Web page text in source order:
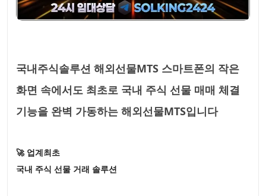
국내주식솔루션 해외선물MTS 스마트폰의 작은
화면 속에서도 최초로 국내 주식 선물 매매 체결
기능을 완벽 가동하는 해외선물MTS입니다
🚀 업계최초
국내 주식 선물 거래 솔루션